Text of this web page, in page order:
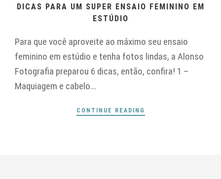
DICAS PARA UM SUPER ENSAIO FEMININO EM
ESTÚDIO
Para que você aproveite ao máximo seu ensaio
feminino em estúdio e tenha fotos lindas, a Alonso
Fotografia preparou 6 dicas, então, confira! 1 –
Maquiagem e cabelo...
CONTINUE READING